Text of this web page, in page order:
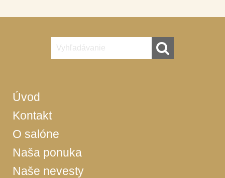
Úvod
Kontakt
O salóne
Naša ponuka
Naše nevesty